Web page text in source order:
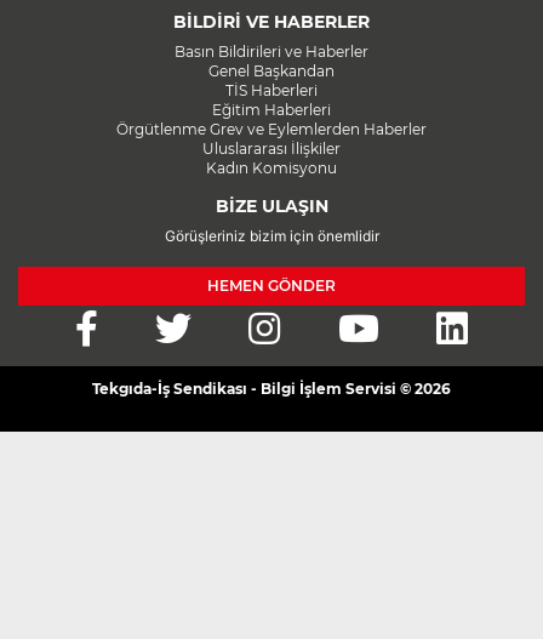
BİLDİRİ VE HABERLER
Basın Bildirileri ve Haberler
Genel Başkandan
TİS Haberleri
Eğitim Haberleri
Örgütlenme Grev ve Eylemlerden Haberler
Uluslararası İlişkiler
Kadın Komisyonu
BİZE ULAŞIN
Görüşleriniz bizim için önemlidir
HEMEN GÖNDER
Tekgıda-İş Sendikası - Bilgi İşlem Servisi © 2026